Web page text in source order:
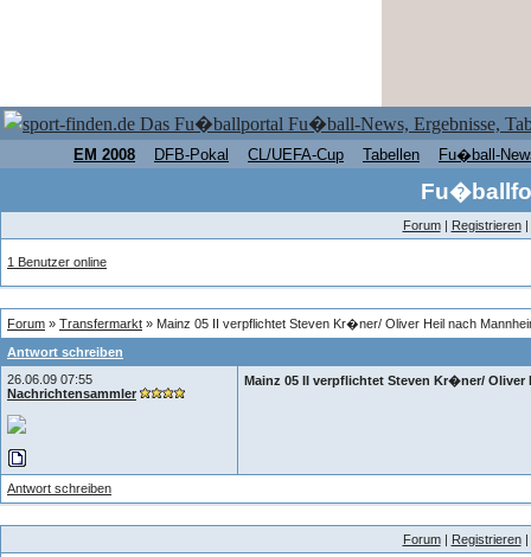
EM 2008 DFB-Pokal CL/UEFA-Cup Tabellen Fu�ball-
Forum| Registrieren|
1 Benutzer online
Forum » Transfermarkt » Mainz 05 II verpflichtet Steven Kr�ner/ Oliver Heil nach
Antwort schreiben
26.06.09 07:55
Nachrichtensammler
Mainz 05 II verpflichtet Steven Kr�ner/ Oliver
Antwort schreiben
Forum| Registrieren|